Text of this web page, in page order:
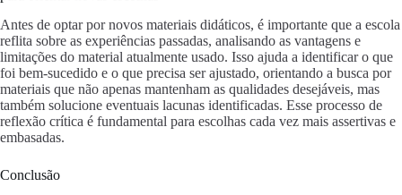
Antes de optar por novos materiais didáticos, é importante que a escola
reflita sobre as experiências passadas, analisando as vantagens e
limitações do material atualmente usado. Isso ajuda a identificar o que
foi bem-sucedido e o que precisa ser ajustado, orientando a busca por
materiais que não apenas mantenham as qualidades desejáveis, mas
também solucione eventuais lacunas identificadas. Esse processo de
reflexão crítica é fundamental para escolhas cada vez mais assertivas e
embasadas.
Conclusão